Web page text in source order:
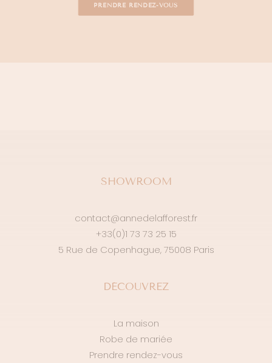
PRENDRE RENDEZ-VOUS
SHOWROOM
contact@annedelafforest.fr
+33(0)1 73 73 25 15
5 Rue de Copenhague, 75008 Paris
DÉCOUVREZ
La maison
Robe de mariée
Prendre rendez-vous